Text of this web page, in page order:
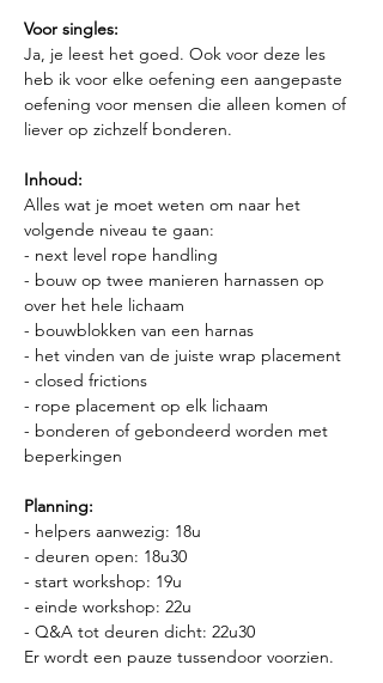
Voor singles:
Ja, je leest het goed. Ook voor deze les
heb ik voor elke oefening een aangepaste
oefening voor mensen die alleen komen of
liever op zichzelf bonderen.
Inhoud:
Alles wat je moet weten om naar het
volgende niveau te gaan:
- next level rope handling
- bouw op twee manieren harnassen op
over het hele lichaam
- bouwblokken van een harnas
- het vinden van de juiste wrap placement
- closed frictions
- rope placement op elk lichaam
- bonderen of gebondeerd worden met
beperkingen
Planning:
- helpers aanwezig: 18u
- deuren open: 18u30
- start workshop: 19u
- einde workshop: 22u
- Q&A tot deuren dicht: 22u30
Er wordt een pauze tussendoor voorzien.